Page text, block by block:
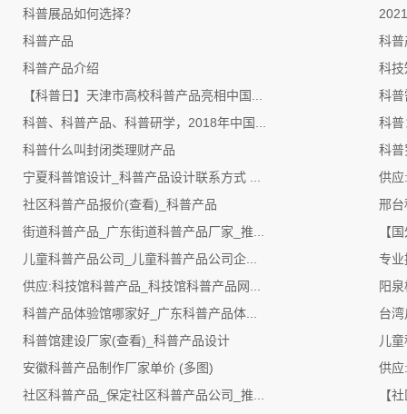
科普展品如何选择？
科普产品
科普
科普产品介绍
科技
【科普日】天津市高校科普产品亮相中国...
科普
科普、科普产品、科普研学，2018年中国...
科普
科普什么叫封闭类理财产品
科普
宁夏科普馆设计_科普产品设计联系方式 ...
供应
社区科普产品报价(查看)_科普产品
邢台
街道科普产品_广东街道科普产品厂家_推...
【
儿童科普产品公司_儿童科普产品公司企...
专业
供应:科技馆科普产品_科技馆科普产品网...
阳
科普产品体验馆哪家好_广东科普产品体...
台
科普馆建设厂家(查看)_科普产品设计
儿
安徽科普产品制作厂家单价 (多图)
供应
社区科普产品_保定社区科普产品公司_推...
【